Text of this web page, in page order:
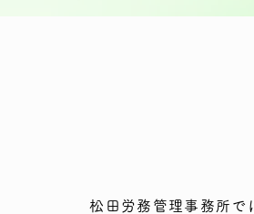
松田労務管理事務所で